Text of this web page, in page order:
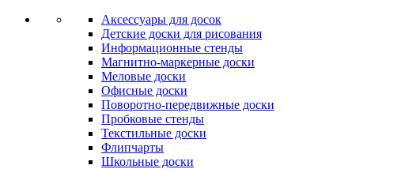
Аксессуары для досок
Детские доски для рисования
Информационные стенды
Магнитно-маркерные доски
Меловые доски
Офисные доски
Поворотно-передвижные доски
Пробковые стенды
Текстильные доски
Флипчарты
Школьные доски